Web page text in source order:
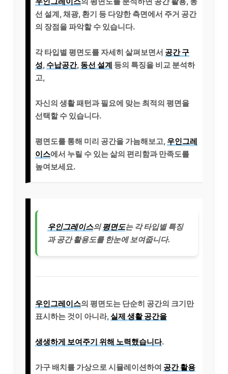
선 설계, 채광, 환기 등 다양한 측면에서 주거 공간
의 장점을 파악할 수 있습니다.
각 타입별 평면도를 자세히 살펴보면서 공간 구
성, 수납공간, 동선 설계 등의 특징을 비교 분석하
고,
자신의 생활 패턴과 필요에 맞는 최적의 평면을
선택할 수 있습니다.
평면도를 통해 미리 공간을 가늠해보고, 우인그레
이스에서 누릴 수 있는 삶의 편리함과 만족도를
높여보세요.
우인그레이스의평면도는 각 타입별 특징
과 공간 활용도를 한눈에 보여줍니다.
우인그레이스의 평면도는 단순히 공간의 크기만
표시하는 것이 아니라,실제 생활 공간을
생생하게 보여주기 위해 노력했습니다.
가구 배치를 가상으로 시뮬레이션하여 공간 활용